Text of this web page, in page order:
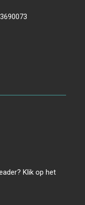
Klik op het